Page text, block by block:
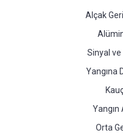
Alçak
Sinyal ve
Yangına
Yangın
Orta